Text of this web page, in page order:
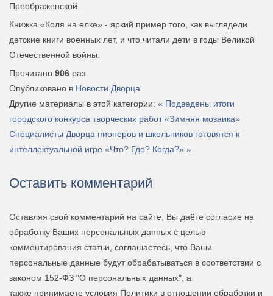
Преображенской.
Книжка «Коля на елке» - яркий пример того, как выглядели
детские книги военных лет, и что читали дети в годы Великой
Отечественной войны.
Прочитано 906 раз
Опубликовано в Новости Дворца
Другие материалы в этой категории: « Подведены итоги
городского конкурса творческих работ «Зимняя мозаика»
Специалисты Дворца пионеров и школьников готовятся к
интеллектуальной игре «Что? Где? Когда?» »
Оставить комментарий
Оставляя свой комментарий на сайте, Вы даёте согласие на
обработку Ваших персональных данных с целью
комментирования статьи, соглашаетесь, что Ваши
персональные данные будут обрабатываться в соответствии с
законом 152-ФЗ "О персональных данных", а
также принимаете условия Политики в отношении обработки и